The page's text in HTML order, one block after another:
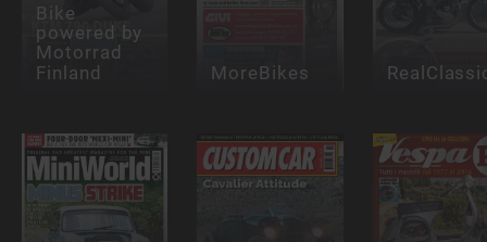
Bike
powered by
Motorrad
Finland MoreBikes